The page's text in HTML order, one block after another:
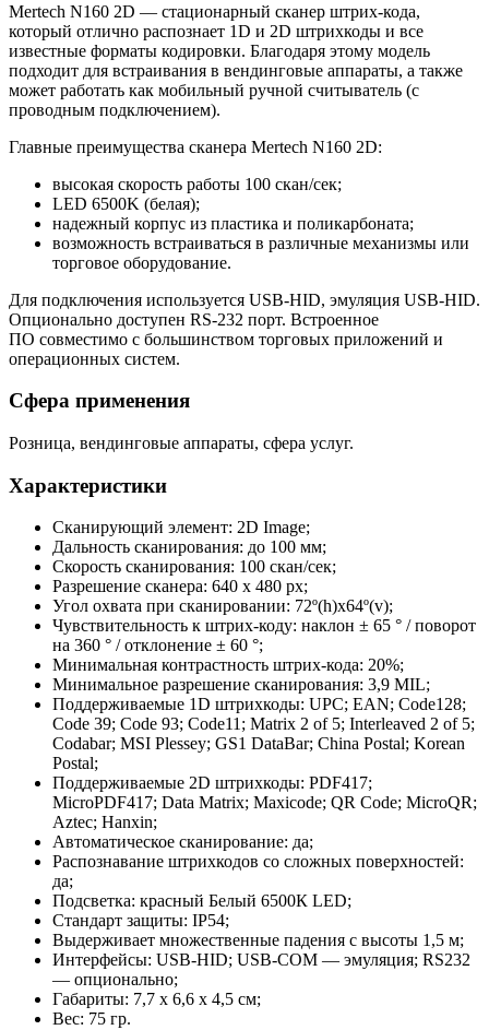
Mertech N160 2D — стационарный сканер штрих-кода,
который отлично распознает 1D и 2D штрихкоды и все
известные форматы кодировки. Благодаря этому модель
подходит для встраивания в вендинговые аппараты, а также
может работать как мобильный ручной считыватель (с
проводным подключением).
Главные преимущества сканера Mertech N160 2D:
высокая скорость работы 100 скан/сек;
LED 6500K (белая);
надежный корпус из пластика и поликарбоната;
возможность встраиваться в различные механизмы или
торговое оборудование.
Для подключения используется USB-HID, эмуляция USB-HID.
Опционально доступен RS-232 порт. Встроенное
ПО совместимо с большинством торговых приложений и
операционных систем.
Сфера применения
Розница, вендинговые аппараты, сфера услуг.
Характеристики
Сканирующий элемент: 2D Image;
Дальность сканирования: до 100 мм;
Скорость сканирования: 100 скан/сек;
Разрешение сканера: 640 х 480 px;
Угол охвата при сканировании: 72º(h)x64º(v);
Чувствительность к штрих-коду: наклон ± 65 ° / поворот
на 360 ° / отклонение ± 60 °;
Минимальная контрастность штрих-кода: 20%;
Минимальное разрешение сканирования: 3,9 MIL;
Поддерживаемые 1D штрихкоды: UPC; EAN; Code128;
Code 39; Code 93; Code11; Matrix 2 of 5; Interleaved 2 of 5;
Codabar; MSI Plessey; GS1 DataBar; China Postal; Korean
Postal;
Поддерживаемые 2D штрихкоды: PDF417;
MicroPDF417; Data Matrix; Maxicode; QR Code; MicroQR;
Aztec; Hanxin;
Автоматическое сканирование: да;
Распознавание штрихкодов со сложных поверхностей:
да;
Подсветка: красный Белый 6500К LED;
Стандарт защиты: IP54;
Выдерживает множественные падения с высоты 1,5 м;
Интерфейсы: USB-HID; USB-COM — эмуляция; RS232
— опционально;
Габариты: 7,7 x 6,6 x 4,5 см;
Вес: 75 гр.